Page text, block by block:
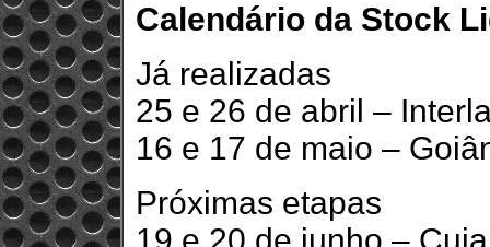
Calendário da Stock
Já realizadas
25 e 26 de abril –
16 e 17 de maio –
Próximas etapas